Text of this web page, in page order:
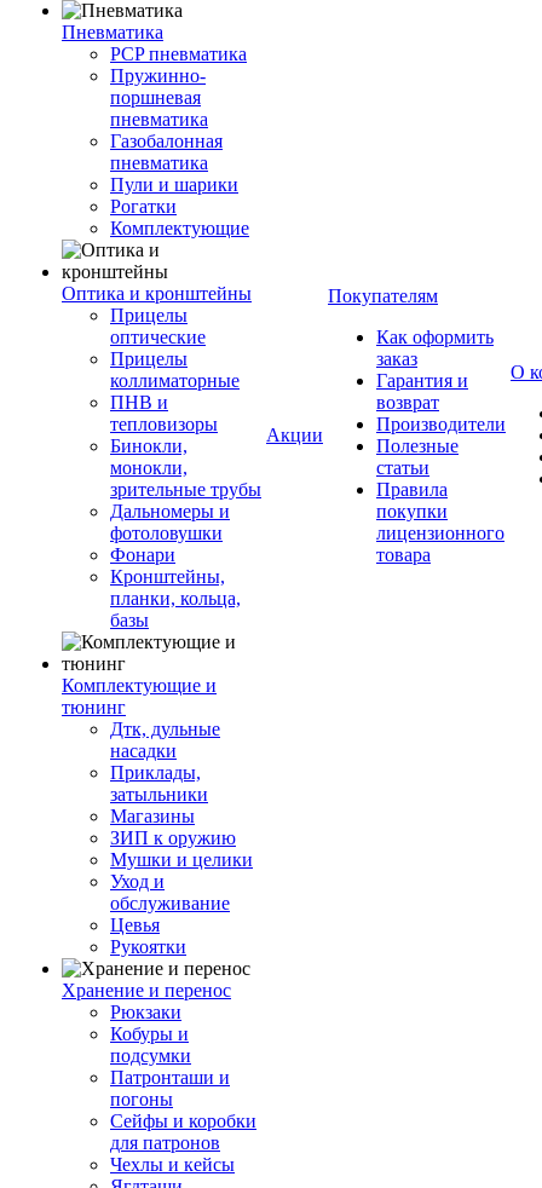
Пневматика
PCP пневматика
Пружинно-
поршневая
пневматика
Газобалонная
пневматика
Пули и шарики
Рогатки
Комплектующие
Оптика и кронштейны
Прицелы
оптические
Прицелы
коллиматорные
ПНВ и
тепловизоры
Бинокли,
монокли,
зрительные трубы
Дальномеры и
фотоловушки
Фонари
Кронштейны,
планки, кольца,
базы
Комплектующие и
тюнинг
Дтк, дульные
насадки
Приклады,
затыльники
Магазины
ЗИП к оружию
Мушки и целики
Уход и
обслуживание
Цевья
Рукоятки
Хранение и перенос
Рюкзаки
Кобуры и
подсумки
Патронташи и
погоны
Сейфы и коробки
для патронов
Чехлы и кейсы
Акции
Покупателям
Как оформить
заказ
Гарантия и
возврат
Производители
Полезные
статьи
Правила
покупки
лицензионного
товара
О